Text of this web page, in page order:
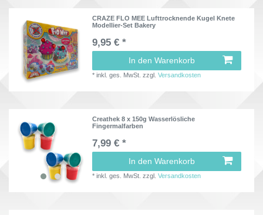
CRAZE FLO MEE Lufttrocknende Kugel Knete
Modellier-Set Bakery
9,95 € *
In den Warenkorb
*inkl. ges. MwSt. zzgl.Versandkosten
Creathek 8 x 150g Wasserlösliche
Fingermalfarben
7,99 € *
In den Warenkorb
*inkl. ges. MwSt. zzgl.Versandkosten